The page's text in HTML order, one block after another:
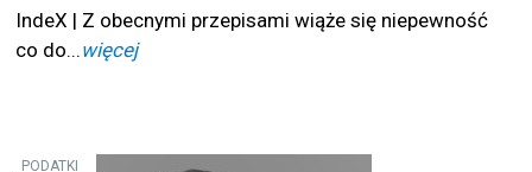
IndeX | Z obecnymi przepisami wiąże się niepewność
co do...więcej
PODATKI